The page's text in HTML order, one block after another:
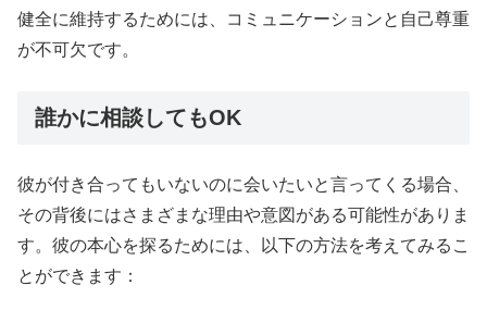
健全に維持するためには、コミュニケーションと自己尊重
が不可欠です。
誰かに相談してもOK
彼が付き合ってもいないのに会いたいと言ってくる場合、
その背後にはさまざまな理由や意図がある可能性がありま
す。彼の本心を探るためには、以下の方法を考えてみるこ
とができます：